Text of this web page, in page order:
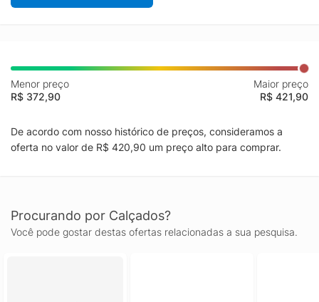
Menor preço
R$ 372,90
Maior preço
R$ 421,90
De acordo com nosso histórico de preços, consideramos a
oferta no valor de R$ 420,90 um preço alto para comprar.
Procurando por Calçados?
Você pode gostar destas ofertas relacionadas a sua pesquisa.